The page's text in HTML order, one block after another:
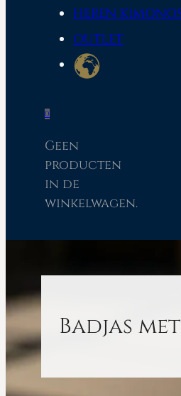
HEREN
OUTLET
0
Geen
producten
in de
winkelwagen.
Badjas